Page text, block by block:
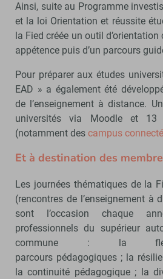
Ainsi, suite au Programme
et la loi Orientation et réussite
la Fied créée un outil d’orientation
appétence puis d’un parcours
Pour préparer aux études
EAD » a également été
de l’enseignement à distance.
universités via Moodle et 13
(notamment des campus
Et à destination des
Les journées thématiques de la
(rencontres de l’enseignement à
sont l’occasion chaque
professionnels du supérieur
commune : la
parcours pédagogiques ; la
la continuité pédagogique ; la